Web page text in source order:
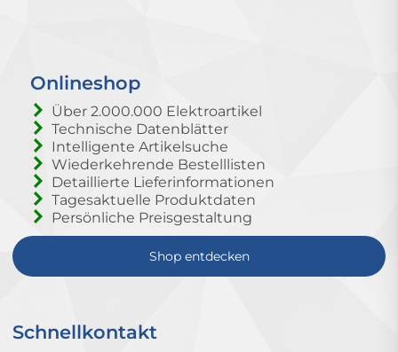
Onlineshop
Über 2.000.000 Elektroartikel
Technische Datenblätter
Intelligente Artikelsuche
Wiederkehrende Bestelllisten
Detaillierte Lieferinformationen
Tagesaktuelle Produktdaten
Persönliche Preisgestaltung
Shop entdecken
Schnellkontakt